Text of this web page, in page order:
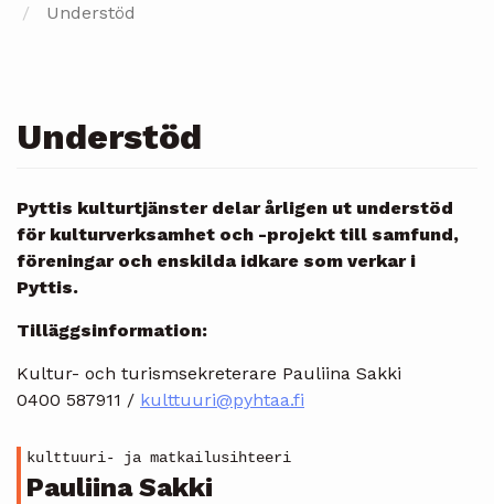
Understöd
Understöd
Pyttis kulturtjänster delar årligen ut understöd
för kulturverksamhet och -projekt till samfund,
föreningar och enskilda idkare som verkar i
Pyttis.
Tilläggsinformation:
Kultur- och turismsekreterare Pauliina Sakki
0400 587911 / kulttuuri@pyhtaa.fi
kulttuuri- ja matkailusihteeri
Pauliina Sakki